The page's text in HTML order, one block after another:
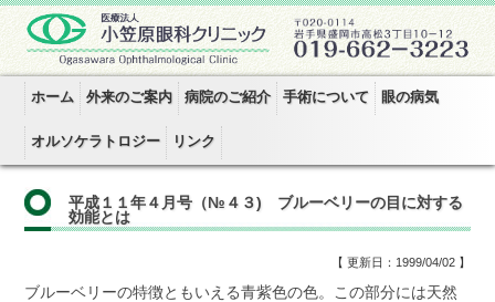
ホーム 外来のご案内 病院のご紹介 手術について 眼の病気
オルソケラトロジー リンク
平成１１年４月号（№４３) ブルーベリーの目に対する
効能とは
【 更新日：1999/04/02 】
ブルーベリーの特徴ともいえる青紫色の色。この部分には天然